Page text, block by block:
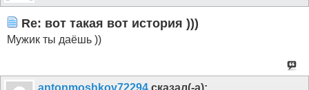
Re: вот такая вот история )))
Мужик ты даёшь ))
antonmoshkov72294 сказал(-а):